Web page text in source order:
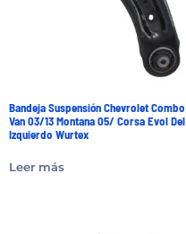
Bandeja Suspensión Chevrolet Combo
Van 03/13 Montana 05/ Corsa Evol Del
Izquierdo Wurtex
Leer más